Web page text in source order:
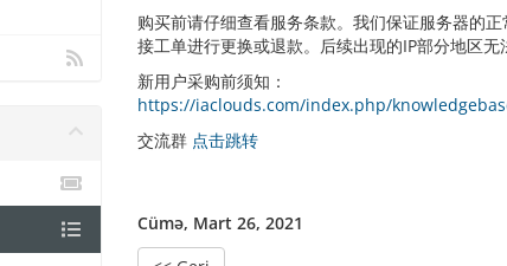
购买前请仔细查看服务条款。我们保证服务器的
接工单进行更换或退款。后续出现的IP部分地区无
新用户采购前须知：
https://iaclouds.com/index.php/knowledgebase/
交流群 点击跳转
Cümə, Mart 26, 2021